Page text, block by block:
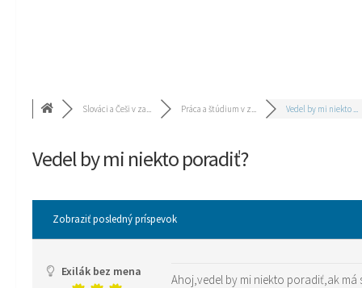
Slováci a Češi v za... Práca a štúdium v z... Vedel by mi niekto ...
Vedel by mi niekto poradiť?
Zobraziť posledný príspevok
Exilák bez mena
Ahoj,vedel by mi niekto poradiť,ak má